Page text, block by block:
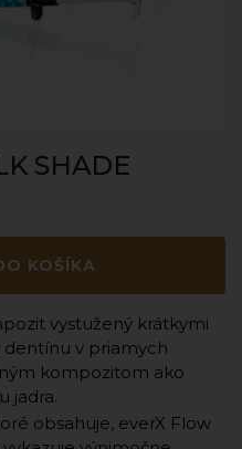
SHADE
KOŠÍKA
vystužený krátkymi
dentínu v priamych
kompozitom ako
jadra.
obsahuje, everX Flow